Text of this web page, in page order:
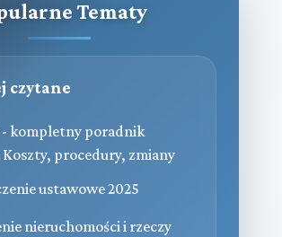
Tematy
czytane
- kompletny poradnik
procedury, zmiany
ustawowe 2025
nieruchomości i rzeczy